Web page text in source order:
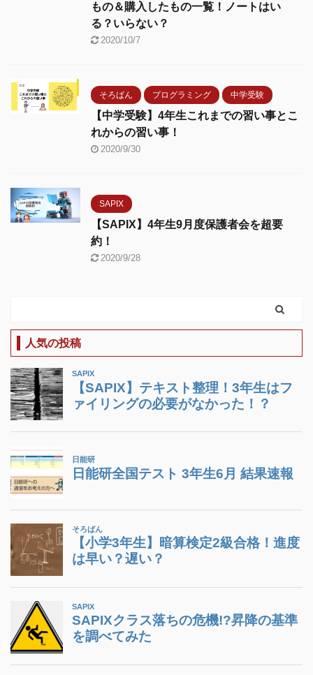
もの＆購入したもの一覧！ノートはい
る？いらない？
2020/10/7
そろばん プログラミング 中学受験
【中学受験】4年生これまでの習い事とこ
れからの習い事！
2020/9/30
SAPIX
【SAPIX】4年生9月度保護者会を超要
約！
2020/9/28
人気の投稿